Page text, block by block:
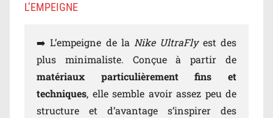
L’EMPEIGNE
➡️ L’empeigne de la Nike UltraFly est des
plus minimaliste. Conçue à partir de
matériaux particulièrement fins et
techniques, elle semble avoir assez peu de
structure et d’avantage s’inspirer des